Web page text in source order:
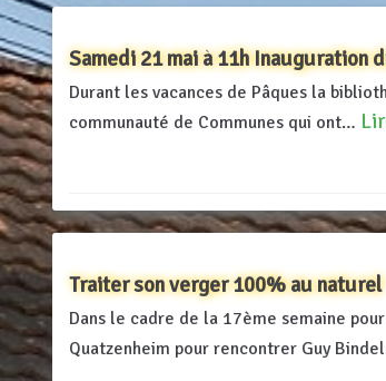
Samedi 21 mai à 11h Inauguration
Durant les vacances de Pâques la
communauté de Communes qui ont…
Traiter son verger 100% au naturel
Dans le cadre de la 17ème semaine
Quatzenheim pour rencontrer Guy